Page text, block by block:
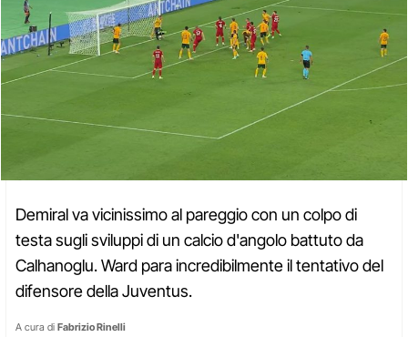
Demiral va vicinissimo al pareggio con un colpo di
testa sugli sviluppi di un calcio d'angolo battuto da
Calhanoglu. Ward para incredibilmente il tentativo del
difensore della Juventus.
A cura di Fabrizio Rinelli